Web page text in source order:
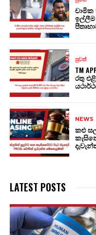
පුවත්
TM
රතු
NEWS
කළු
LATEST POSTS